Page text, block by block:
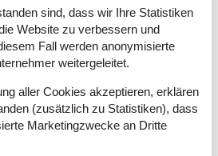
8 km
sind, dass wir Ihre Statistiken
Website zu verbessern und
Fall werden anonymisierte
weitergeleitet.
aller Cookies akzeptieren, erklären
(zusätzlich zu Statistiken), dass
Marketingzwecke an Dritte